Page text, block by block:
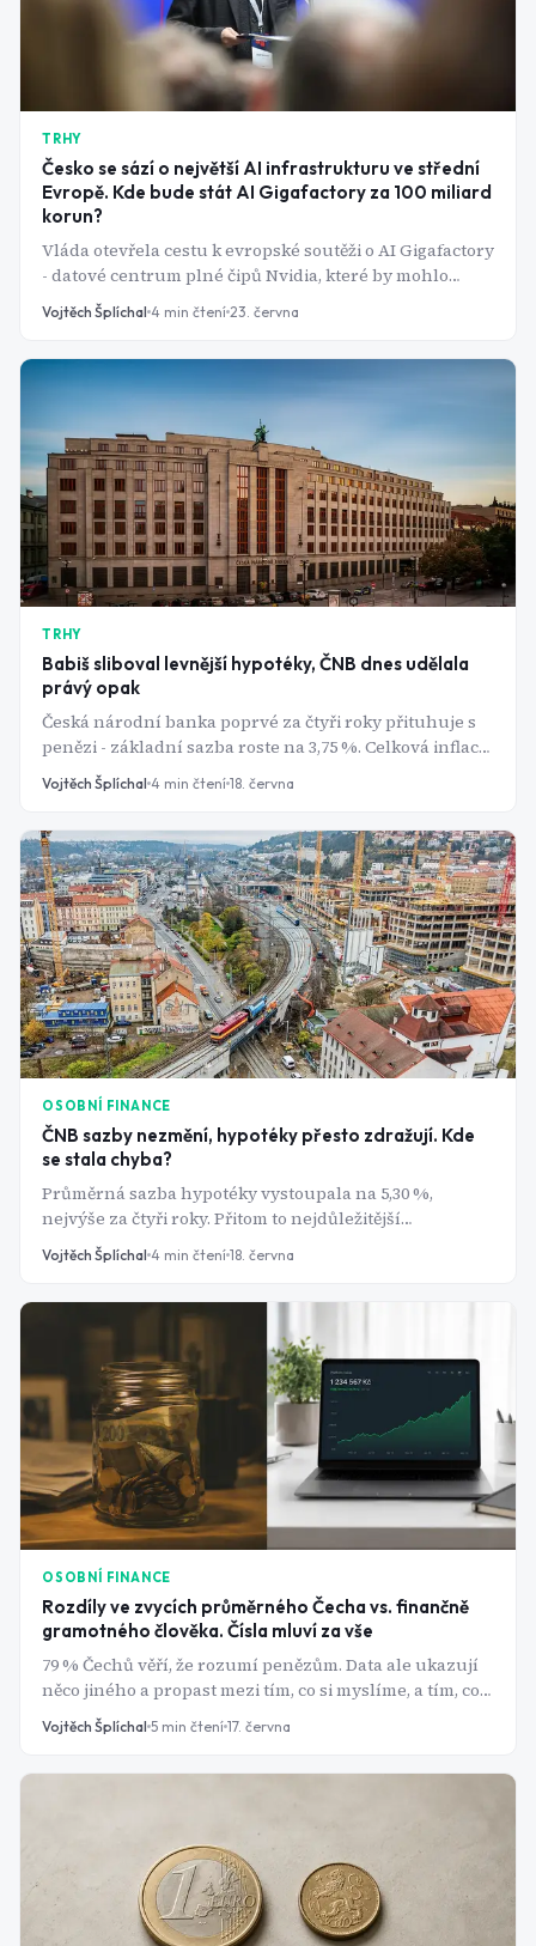
TRHY
Česko se sází o největší AI infrastrukturu ve střední
Evropě. Kde bude stát AI Gigafactory za 100 miliard
korun?
Vláda otevřela cestu k evropské soutěži o AI Gigafactory
- datové centrum plné čipů Nvidia, které by mohlo
změnit pozici Česka v globálním závodu o umělou
inteligenci.
Vojtěch Šplíchal 4 min čtení 23. června
TRHY
Babiš sliboval levnější hypotéky, ČNB dnes udělala
právý opak
Česká národní banka poprvé za čtyři roky přituhuje s
penězi - základní sazba roste na 3,75 %. Celková inflace
přitom vypadá krotce. Co se tedy skrývá pod povrchem?
Vojtěch Šplíchal 4 min čtení 18. června
OSOBNÍ FINANCE
ČNB sazby nezmění, hypotéky přesto zdražují. Kde
se stala chyba?
Průměrná sazba hypotéky vystoupala na 5,30 %,
nejvýše za čtyři roky. Přitom to nejdůležitější
rozhodnutí se neodehrává v pražské Senovážné ulici,
ale na mezibankovním trhu v Evropě.
Vojtěch Šplíchal 4 min čtení 18. června
OSOBNÍ FINANCE
Rozdíly ve zvycích průměrného Čecha vs. finančně
gramotného člověka. Čísla mluví za vše
79 % Čechů věří, že rozumí penězům. Data ale ukazují
něco jiného a propast mezi tím, co si myslíme, a tím, co
skutečně děláme, nás ročně stojí tisíce korun.
Vojtěch Šplíchal 5 min čtení 17. června